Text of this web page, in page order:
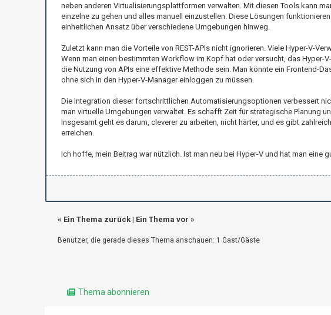
neben anderen Virtualisierungsplattformen verwalten. Mit diesen Tools kann
einzelne zu gehen und alles manuell einzustellen. Diese Lösungen
einheitlichen Ansatz über verschiedene Umgebungen hinweg.
Zuletzt kann man die Vorteile von REST-APIs nicht ignorieren. Viele Hyper-V-
Wenn man einen bestimmten Workflow im Kopf hat oder versucht, das Hyper-
die Nutzung von APIs eine effektive Methode sein. Man könnte ein Frontend-
ohne sich in den Hyper-V-Manager einloggen zu müssen.
Die Integration dieser fortschrittlichen Automatisierungsoptionen verbessert
man virtuelle Umgebungen verwaltet. Es schafft Zeit für strategische Planung
Insgesamt geht es darum, cleverer zu arbeiten, nicht härter, und es gibt
erreichen.
Ich hoffe, mein Beitrag war nützlich. Ist man neu bei Hyper-V und hat man eine
« Ein Thema zurück| Ein Thema vor »
Benutzer, die gerade dieses Thema anschauen: 1 Gast/Gäste
Thema abonnieren